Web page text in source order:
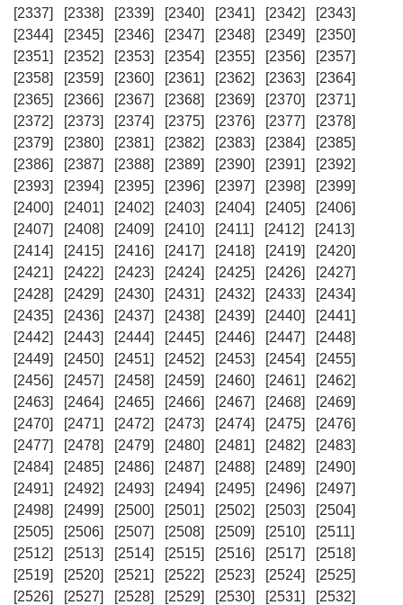
[2337]
[2338] [2339] [2340] [2341] [2342]
[2343]
[2344]
[2345] [2346] [2347] [2348] [2349]
[2350]
[2351]
[2352] [2353] [2354] [2355] [2356]
[2357]
[2358]
[2359] [2360] [2361] [2362] [2363]
[2364]
[2365]
[2366] [2367] [2368] [2369] [2370]
[2371]
[2372]
[2373] [2374] [2375] [2376] [2377]
[2378]
[2379]
[2380] [2381] [2382] [2383] [2384]
[2385]
[2386]
[2387] [2388] [2389] [2390] [2391]
[2392]
[2393]
[2394] [2395] [2396] [2397] [2398]
[2399]
[2400]
[2401] [2402] [2403] [2404] [2405]
[2406]
[2407]
[2408] [2409] [2410] [2411] [2412]
[2413]
[2414]
[2415] [2416] [2417] [2418] [2419]
[2420]
[2421]
[2422] [2423] [2424] [2425] [2426]
[2427]
[2428]
[2429] [2430] [2431] [2432] [2433]
[2434]
[2435]
[2436] [2437] [2438] [2439] [2440]
[2441]
[2442]
[2443] [2444] [2445] [2446] [2447]
[2448]
[2449]
[2450] [2451] [2452] [2453] [2454]
[2455]
[2456]
[2457] [2458] [2459] [2460] [2461]
[2462]
[2463]
[2464] [2465] [2466] [2467] [2468]
[2469]
[2470]
[2471] [2472] [2473] [2474] [2475]
[2476]
[2477]
[2478] [2479] [2480] [2481] [2482]
[2483]
[2484]
[2485] [2486] [2487] [2488] [2489]
[2490]
[2491]
[2492] [2493] [2494] [2495] [2496]
[2497]
[2498]
[2499] [2500] [2501] [2502] [2503]
[2504]
[2505]
[2506] [2507] [2508] [2509] [2510]
[2511]
[2512]
[2513] [2514] [2515] [2516] [2517]
[2518]
[2519]
[2520] [2521] [2522] [2523] [2524]
[2525]
[2526]
[2527] [2528] [2529] [2530] [2531]
[2532]